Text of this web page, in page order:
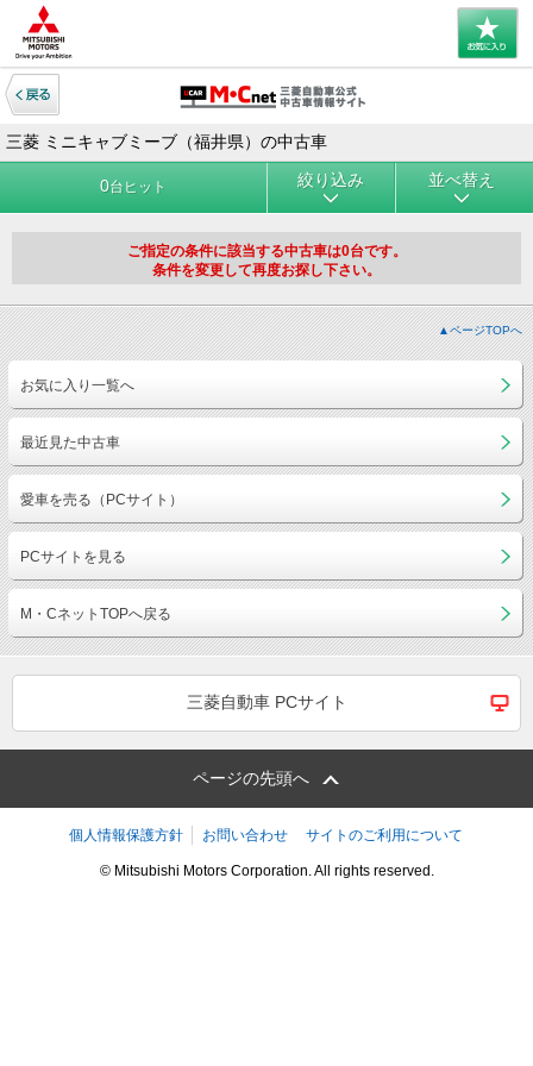
三菱 ミニキャブミーブ（福井県）の中古車
0台ヒット 絞り込み 並べ替え
ご指定の条件に該当する中古車は0台です。
条件を変更して再度お探し下さい。
▲ページTOPへ
お気に入り一覧へ
最近見た中古車
愛車を売る（PCサイト）
PCサイトを見る
M・CネットTOPへ戻る
三菱自動車 PCサイト
ページの先頭へ
個人情報保護方針 お問い合わせ サイトのご利用について
© Mitsubishi Motors Corporation. All rights reserved.